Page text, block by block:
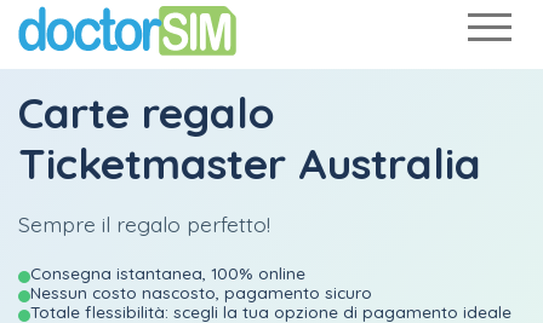
Carte regalo
Ticketmaster Australia
Sempre il regalo perfetto!
Consegna istantanea, 100% online
Nessun costo nascosto, pagamento sicuro
Totale flessibilità: scegli la tua opzione di pagamento ideale